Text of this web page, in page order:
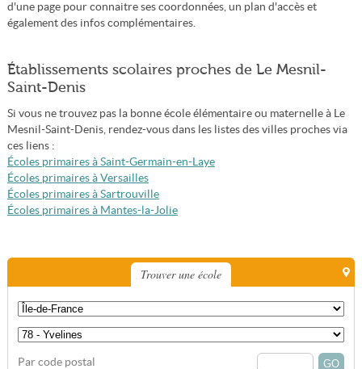
d'une page pour connaitre ses coordonnées, un plan d'accès et
également des infos complémentaires.
Établissements scolaires proches de Le Mesnil-
Saint-Denis
Si vous ne trouvez pas la bonne école élémentaire ou maternelle à Le
Mesnil-Saint-Denis, rendez-vous dans les listes des villes proches via
ces liens :
Écoles primaires à Saint-Germain-en-Laye
Écoles primaires à Versailles
Écoles primaires à Sartrouville
Écoles primaires à Mantes-la-Jolie
Trouver une école
Par code postal